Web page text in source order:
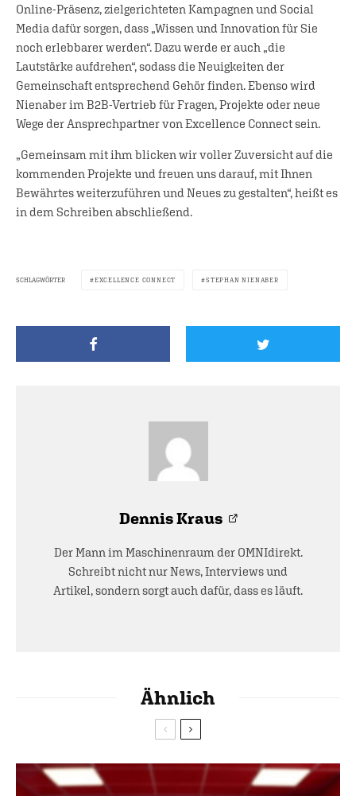
Online-Präsenz, zielgerichteten Kampagnen und Social
Media dafür sorgen, dass „Wissen und Innovation für Sie
noch erlebbarer werden“. Dazu werde er auch „die
Lautstärke aufdrehen“, sodass die Neuigkeiten der
Gemeinschaft entsprechend Gehör finden. Ebenso wird
Nienaber im B2B-Vertrieb für Fragen, Projekte oder neue
Wege der Ansprechpartner von Excellence Connect sein.
„Gemeinsam mit ihm blicken wir voller Zuversicht auf die
kommenden Projekte und freuen uns darauf, mit Ihnen
Bewährtes weiterzuführen und Neues zu gestalten“, heißt es
in dem Schreiben abschließend.
SCHLAGWÖRTER EXCELLENCE CONNECT STEPHAN NIENABER
Dennis Kraus
Der Mann im Maschinenraum der OMNIdirekt.
Schreibt nicht nur News, Interviews und
Artikel, sondern sorgt auch dafür, dass es läuft.
Ähnlich